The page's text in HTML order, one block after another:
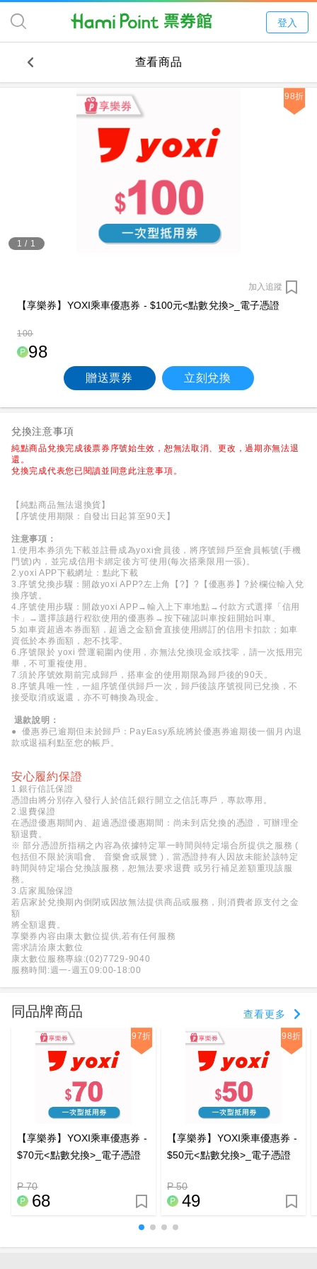
登入
查看商品
1 / 1
98折
加入追蹤
【享樂券】YOXI乘車優惠券 - $100元<點數兌換>_電子憑證
100
98
贈送票券 立刻兌換
兌換注意事項
純點商品兌換完成後票券序號始生效，恕無法取消、更改，過期亦無法退
還。
兌換完成代表您已閱讀並同意此注意事項。
【純點商品無法退換貨】
【序號使用期限：自發出日起算至90天】
注意事項：
1.使用本券須先下載並註冊成為yoxi會員後，將序號歸戶至會員帳號(手機
門號)內，並完成信用卡綁定後方可使用(每次搭乘限用一張)。
2.yoxi APP下載網址： 點此下載
3.序號兌換步驟：開啟yoxi APP?左上角【?】?【優惠券】?於欄位輸入兌
換序號。
4.序號使用步驟：開啟yoxi APP→輸入上下車地點→付款方式選擇「信用
卡」→選擇該趟行程欲使用的優惠券→按下確認叫車按鈕開始叫車。
5.如車資超過本券面額，超過之金額會直接使用綁訂的信用卡扣款；如車
資低於本券面額，恕不找零。
6.序號限於 yoxi 營運範圍內使用，亦無法兌換現金或找零，請一次抵用完
畢，不可重複使用。
7.須於序號效期前完成歸戶，搭車金的使用期限為歸戶後的90天。
8.序號具唯一性，一組序號僅供歸戶一次，歸戶後該序號視同已兌換，不
接受取消或返還，亦不可轉換為現金。
退款說明：
● 優惠券已逾期但未於歸戶：PayEasy系統將於優惠券逾期後一個月內退
款或退福利點至您的帳戶。
安心履約保證
1.銀行信託保證
憑證由將分別存入發行人於信託銀行開立之信託專戶，專款專用。
2.退費保證
在憑證優惠期間內、超過憑證優惠期間：尚未到店兌換的憑證，可辦理全
額退費。
※ 部分憑證所指稱之內容為依據特定單一時間與特定場合所提供之服務 (
包括但不限於演唱會、 音樂會或展覽 )，當憑證持有人因故未能於該特定
時間與特定場合兌換該服務，恕無法要求退費 或另行補足差額重現該服
務。
3.店家風險保證
若店家於兌換期內倒閉或因故無法提供商品或服務，則消費者原支付之金
額
將全額退費。
享樂券內容由康太數位提供,若有任何服務
需求請洽康太數位
康太數位服務專線:(02)7729-9040
服務時間:週一-週五09:00-18:00
同品牌商品 查看更多
97折
【享樂券】YOXI乘車優惠券 -
$70元<點數兌換>_電子憑證
P 70
68
98折
【享樂券】YOXI乘車優惠券 -
$50元<點數兌換>_電子憑證
P 50
49